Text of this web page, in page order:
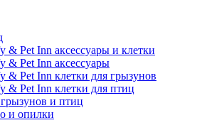
& Pet Inn аксессуары и клетки
& Pet Inn аксессуары
& Pet Inn клетки для грызунов
& Pet Inn клетки для птиц
и птиц
и опилки